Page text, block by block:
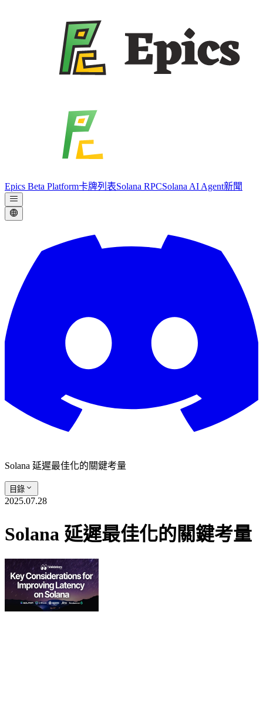
Epics Beta Platform卡牌列表Solana RPCSolana AI Agent新聞
Solana 延遲最佳化的關鍵考量
目錄
2025.07.28
Solana 延遲最佳化的關鍵考量